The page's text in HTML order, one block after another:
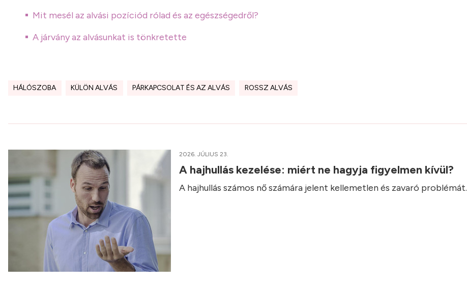
Mit mesél az alvási pozíciód rólad és az egészségedről?
A járvány az alvásunkat is tönkretette
HÁLÓSZOBA KÜLÖN ALVÁS PÁRKAPCSOLAT ÉS AZ ALVÁS ROSSZ ALVÁS
2026. JÚLIUS 23.
A hajhullás kezelése: miért ne hagyja figyelmen kívül?
A hajhullás számos nő számára jelent kellemetlen és zavaró problémát.